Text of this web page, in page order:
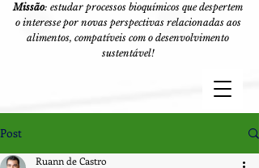
Missão: estudar processos bioquímicos que despertem
o interesse por novas perspectivas relacionadas aos
alimentos, compatíveis com o desenvolvimento
sustentável!
Post
Ruann de Castro